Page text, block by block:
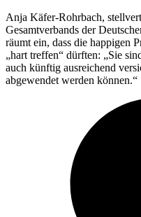
Anja Käfer-Rohrbach,
Gesamtverbands der
räumt ein, dass die happigen
„hart treffen“ dürften: „Sie
auch künftig ausreichend
abgewendet werden können.“